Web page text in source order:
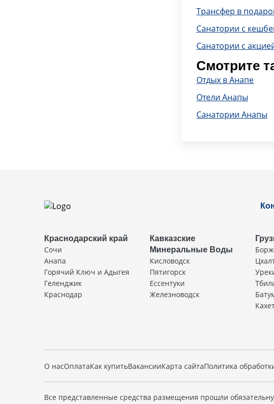
Трансфер в
Санатории с
Санатории с
Смотрите
Отдых в Анапе
Отели Анапы
Санатории Анапы
Краснодарский край
Сочи
Анапа
Горячий Ключ и Адыгея
Геленджик
Краснодар
Кавказские
Минеральные Воды
Кисловодск
Пятигорск
Ессентуки
Железноводск
О насОплатаКак купитьВакансииКарта сайтаПолитика
Все представленные средства размещения прошли